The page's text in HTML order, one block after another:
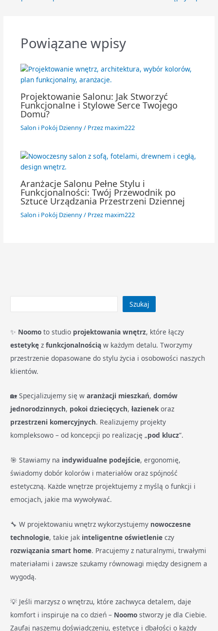
Powiązane wpisy
Projektowanie Salonu: Jak Stworzyć
Funkcjonalne i Stylowe Serce Twojego
Domu?
Salon i Pokój Dzienny/ Przez maxim222
Aranżacje Salonu Pełne Stylu i
Funkcjonalności: Twój Przewodnik po
Sztuce Urządzania Przestrzeni Dziennej
Salon i Pokój Dzienny/ Przez maxim222
Szukaj
✨ Noomo to studio projektowania wnętrz, które łączy
estetykę zfunkcjonalnością w każdym detalu. Tworzymy
przestrzenie dopasowane do stylu życia i osobowości naszych
klientów.
🏡 Specjalizujemy się waranżacji mieszkań,domów
jednorodzinnych, pokoi dziecięcych,łazienekoraz
przestrzeni komercyjnych. Realizujemy projekty
kompleksowo – od koncepcji po realizację „pod klucz”.
🎯 Stawiamy na indywidualne podejście, ergonomię,
świadomy dobór kolorów i materiałów oraz spójność
estetyczną. Każde wnętrze projektujemy z myślą o funkcji i
emocjach, jakie ma wywoływać.
🔧 W projektowaniu wnętrz wykorzystujemy nowoczesne
technologie, takie jak inteligentne oświetlenie czy
rozwiązania smart home. Pracujemy z naturalnymi, trwałymi
materiałami i zawsze szukamy równowagi między designem a
wygodą.
💡 Jeśli marzysz o wnętrzu, które zachwyca detalem, daje
komfort i inspiruje na co dzień – Noomo stworzy je dla Ciebie.
Zaufaj naszemu doświadczeniu, estetyce i dbałości o każdy